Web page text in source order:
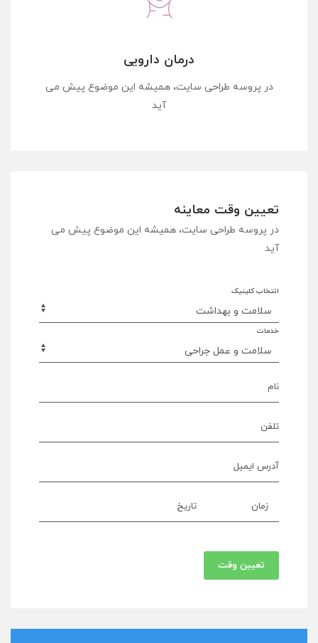
درمان دارویی
در پروسه طراحی سایت، همیشه این موضوع پیش می
آید
تعیین وقت معاینه
در پروسه طراحی سایت، همیشه این موضوع پیش می
آید
انتخاب کلینیک
خدمات
نام
تلفن
آدرس ایمیل
تاریخ زمان
تعیین وقت